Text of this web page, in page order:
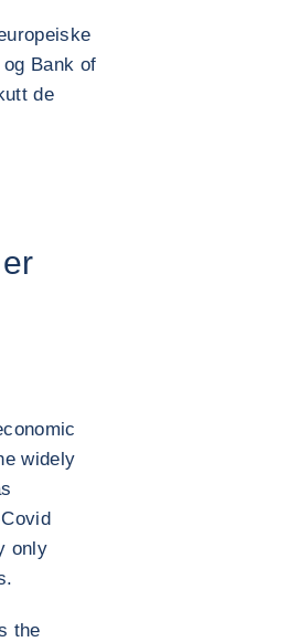
Bank of
de
widely
only
the